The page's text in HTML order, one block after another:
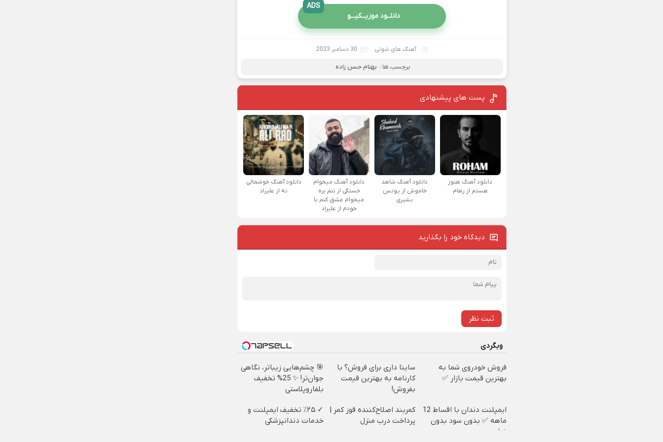
دانلــود موزیــکیـــو
ADS
آهنگ های شوتی 30 دسامبر 2023
برچسب ها : بهنام حسن زاده
پست های پیشنهادی
دانلود آهنگ هنوز
هستم از رهام
دانلود آهنگ شاهد
خاموش از یونس
بشیری
دانلود آهنگ میخوام
خستگی از تنم بره
میخوام عشق کنم با
خودم از علیراد
دانلود آهنگ خوشحالی
نه از علیراد
دیدگاه خود را بگذارید
ثبت نظر
وبگردی
فروش خودروی شما به
بهترین قیمت بازار ✅
ساینا داری برای فروش؟ با
کارنامه به بهترین قیمت
بفروش!
🎯 چشم‌هایی زیباتر، نگاهی
جوان‌تر! ✨ 25% تخفیف
بلفاروپلاستی
ایمپلنت دندان با اقساط 12
ماهه ✅ بدون سود بدون
ضامن
کمربند اصلاح‌کننده قوز کمر |
پرداخت درب منزل
✓ ٪۲۵ تخفیف ایمپلنت و
خدمات دندانپزشکی